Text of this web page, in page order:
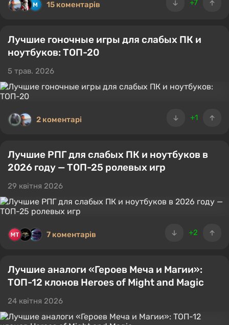
+7
15 коментарів
Лучшие гоночные игры для слабых ПК и
ноутбуков: ТОП-20
5 трав. 2026
+1
2 коментарі
Лучшие РПГ для слабых ПК и ноутбуков в
2026 году — ТОП-25 ролевых игр
29 квітня 2026
+2
7 коментарів
Лучшие аналоги «Героев Меча и Магии»:
ТОП-12 клонов Heroes of Might and Magic
24 квітня 2026